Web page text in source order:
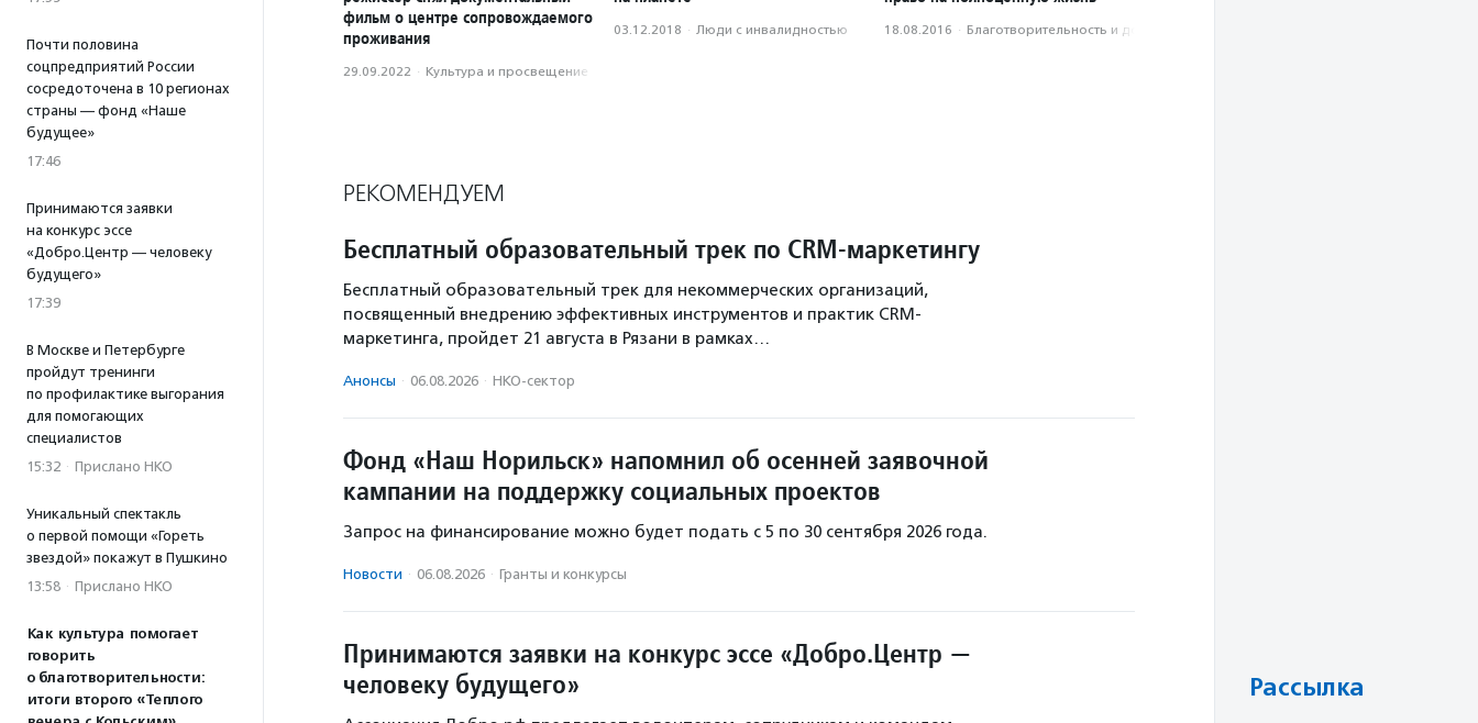
Почти половина
соцпредприятий России
сосредоточена в 10 регионах
страны — фонд «Наше
будущее»
17:46
Принимаются заявки
на конкурс эссе
«Добро.Центр — человеку
будущего»
17:39
В Москве и Петербурге
пройдут тренинги
по профилактике выгорания
для помогающих
специалистов
15:32 · Прислано НКО
Уникальный спектакль
о первой помощи «Гореть
звездой» покажут в Пушкино
13:58 · Прислано НКО
Как культура помогает
говорить
о благотворительности:
итоги второго «Теплого
фильм о центре сопровождаемого
проживания
29.09.2022 · Культура и просвещение
03.12.2018 · Люди с инвалидностью 18.08.2016 · Благотвори­тель­ность и доброволь­чест­во
РЕКОМЕНДУЕМ
Бесплатный образовательный трек по CRM-маркетингу
Бесплатный образовательный трек для некоммерческих организаций,
посвященный внедрению эффективных инструментов и практик CRM-
маркетинга, пройдет 21 августа в Рязани в рамках…
Анонсы · 06.08.2026 · НКО-сектор
Фонд «Наш Норильск» напомнил об осенней заявочной
кампании на поддержку социальных проектов
Запрос на финансирование можно будет подать с 5 по 30 сентября 2026 года.
Новости · 06.08.2026 · Гранты и конкурсы
Принимаются заявки на конкурс эссе «Добро.Центр —
человеку будущего»
Рассылка